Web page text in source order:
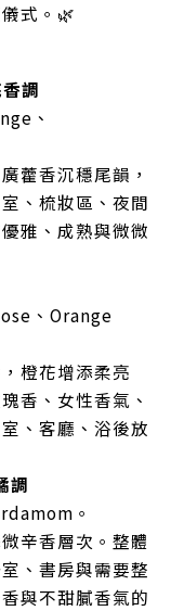
式。🌿
調
、
藿香沉穩尾韻，
、梳妝區、夜間
雅、成熟與微微
、Orange
橙花增添柔亮
香、女性香氣、
、客廳、浴後放
調
。
辛香層次。整體
、書房與需要整
與不甜膩香氣的